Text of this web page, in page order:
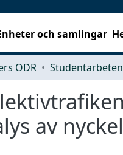
och samlingar
ODR Studentarbeten
av